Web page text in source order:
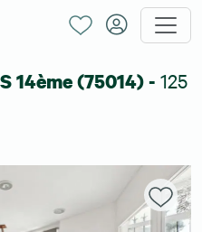
14ème (75014) - 125